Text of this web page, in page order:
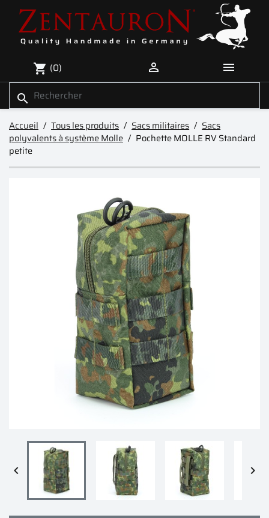
shopping_cart (0)  
search
Accueil Tous les produits Sacs militaires
Sacs
polyvalents à système Molle
Pochette MOLLE RV Standard
petite
 